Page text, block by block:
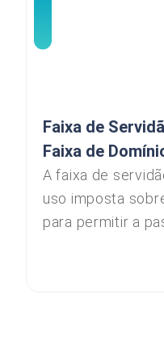
Faixa de
Faixa de
A faixa de
uso imposta
para permitir a